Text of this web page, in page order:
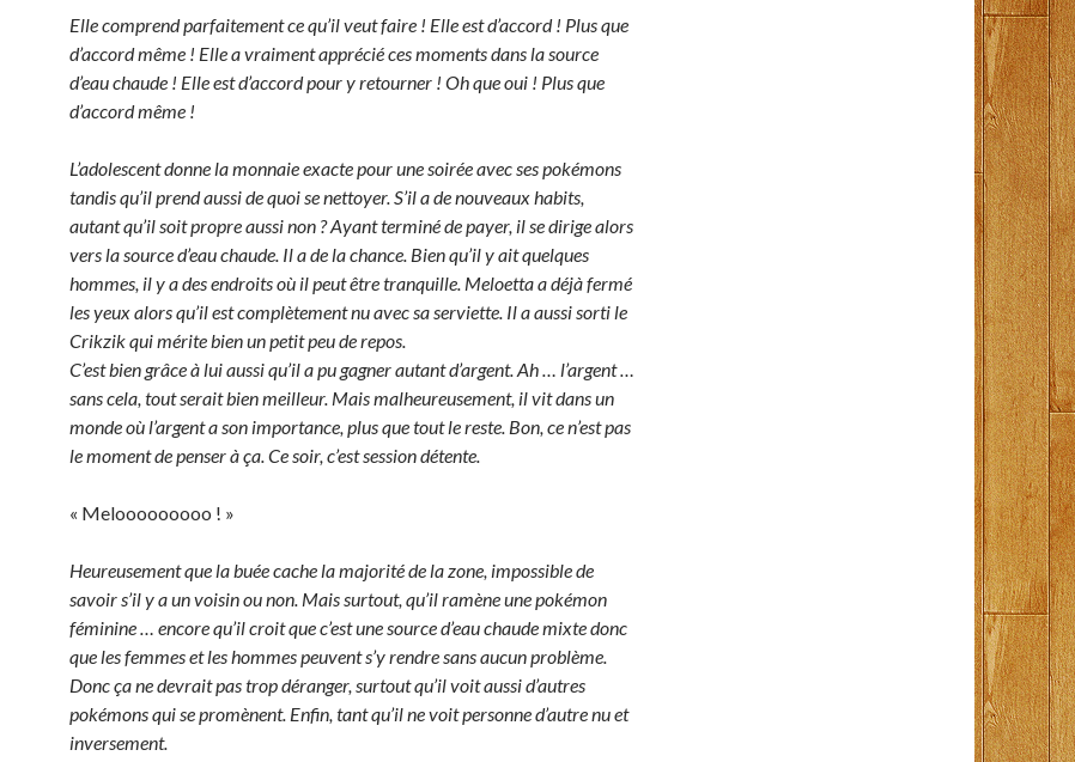
Elle comprend parfaitement ce qu’il veut faire ! Elle est d’accord ! Plus que
d’accord même ! Elle a vraiment apprécié ces moments dans la source
d’eau chaude ! Elle est d’accord pour y retourner ! Oh que oui ! Plus que
d’accord même !
L’adolescent donne la monnaie exacte pour une soirée avec ses pokémons
tandis qu’il prend aussi de quoi se nettoyer. S’il a de nouveaux habits,
autant qu’il soit propre aussi non ? Ayant terminé de payer, il se dirige alors
vers la source d’eau chaude. Il a de la chance. Bien qu’il y ait quelques
hommes, il y a des endroits où il peut être tranquille. Meloetta a déjà fermé
les yeux alors qu’il est complètement nu avec sa serviette. Il a aussi sorti le
Crikzik qui mérite bien un petit peu de repos.
C’est bien grâce à lui aussi qu’il a pu gagner autant d’argent. Ah … l’argent …
sans cela, tout serait bien meilleur. Mais malheureusement, il vit dans un
monde où l’argent a son importance, plus que tout le reste. Bon, ce n’est pas
le moment de penser à ça. Ce soir, c’est session détente.
« Melooooooooo ! »
Heureusement que la buée cache la majorité de la zone, impossible de
savoir s’il y a un voisin ou non. Mais surtout, qu’il ramène une pokémon
féminine … encore qu’il croit que c’est une source d’eau chaude mixte donc
que les femmes et les hommes peuvent s’y rendre sans aucun problème.
Donc ça ne devrait pas trop déranger, surtout qu’il voit aussi d’autres
pokémons qui se promènent. Enfin, tant qu’il ne voit personne d’autre nu et
inversement.